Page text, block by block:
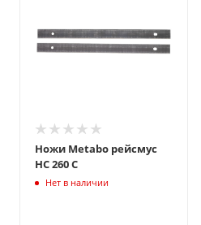
Ножи Metabo рейсмус
HC 260 C
Нет в наличии